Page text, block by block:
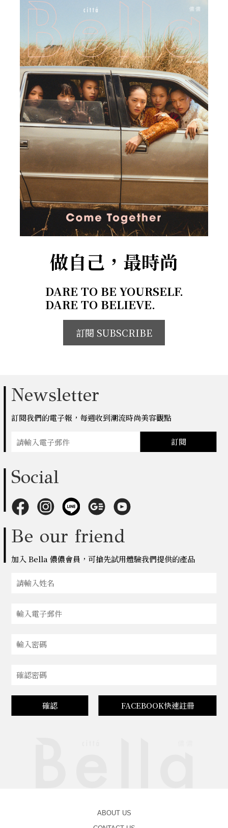
做自己，最時尚
DARE TO BE YOURSELF.
DARE TO BELIEVE.
訂閱 SUBSCRIBE
Newsletter
訂閱我們的電子報，每週收到潮流時尚美容觀點
訂閱
Social
Be our friend
加入 Bella 儂儂會員，可搶先試用體驗我們提供的產品
確認 FACEBOOK快速註冊
ABOUT US